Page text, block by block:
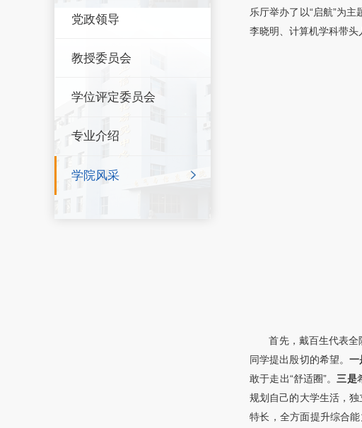
党政领导
教授委员会
学位评定委员会
专业介绍
学院风采
乐厅举办了以“启航”为
李晓明、计算机学科带头
首先，戴百生代表
同学提出殷切的希望。 一
敢于走出“舒适圈”。 三是
规划自己的大学生活，独
特长，全方面提升综合